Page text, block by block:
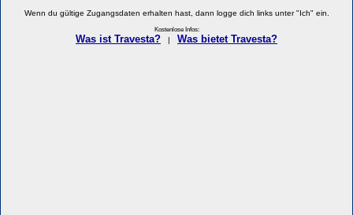
Wenn du gültige Zugangsdaten erhalten hast, dann logge dich links unter "Ich" ein.
Kostenlose Infos:
Was ist Travesta? Was bietet Travesta?